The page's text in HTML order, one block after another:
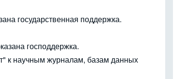
государственная поддержка.
господдержка.
к научным журналам, базам данных